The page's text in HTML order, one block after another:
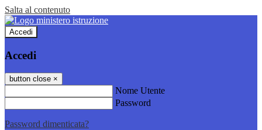
Salta al contenuto
Accedi
Accedi
button close ×
Nome Utente
Password
Password dimenticata?